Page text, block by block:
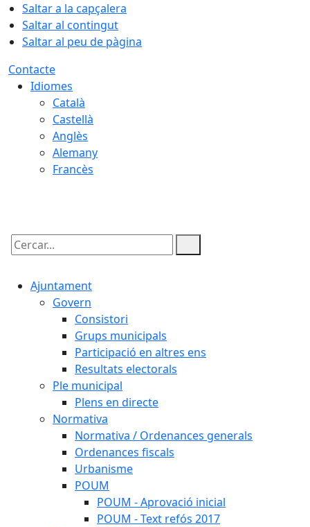
Saltar a la capçalera
Saltar al contingut
Saltar al peu de pàgina
Contacte
Idiomes
Català
Castellà
Anglès
Alemany
Francès
Cercar:
Ajuntament
Govern
Consistori
Grups municipals
Participació en altres ens
Resultats electorals
Ple municipal
Plens en directe
Normativa
Normativa / Ordenances generals
Ordenances fiscals
Urbanisme
POUM
POUM - Aprovació inicial
POUM - Text refós 2017